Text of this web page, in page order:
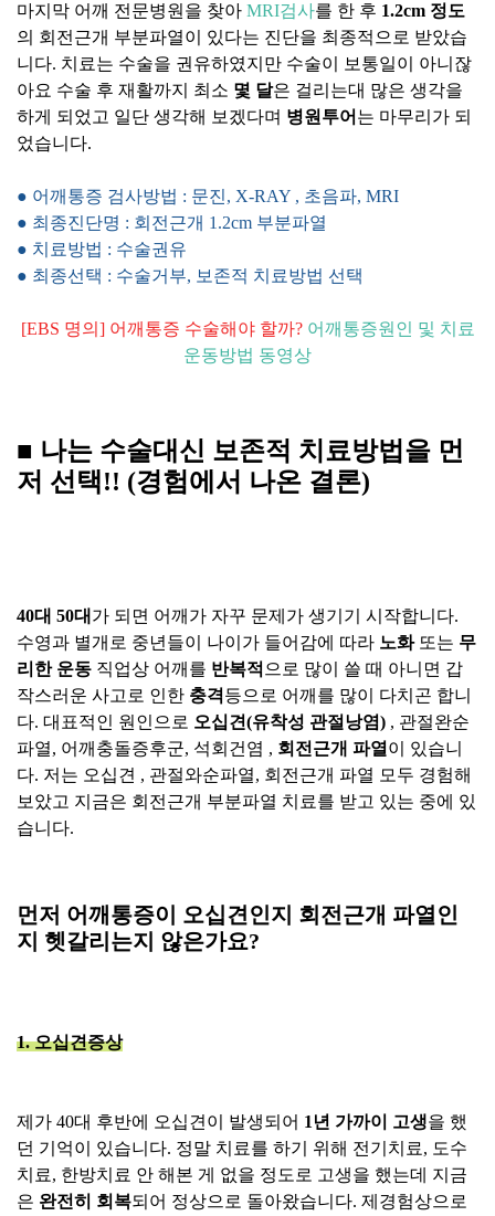
마지막 어깨 전문병원을 찾아 MRI검사를 한 후 1.2cm 정도
의 회전근개 부분파열이 있다는 진단을 최종적으로 받았습
니다. 치료는 수술을 권유하였지만 수술이 보통일이 아니잖
아요 수술 후 재활까지 최소 몇 달은 걸리는대 많은 생각을
하게 되었고 일단 생각해 보겠다며 병원투어 는 마무리가 되
었습니다.
● 어깨통증 검사방법 : 문진, X-RAY , 초음파, MRI
● 최종진단명 : 회전근개 1.2cm 부분파열
● 치료방법 : 수술권유
● 최종선택 : 수술거부, 보존적 치료방법 선택
[EBS 명의] 어깨통증 수술해야 할까? 어깨통증원인 및 치료
운동방법 동영상
■ 나는 수술대신 보존적 치료방법을 먼
저 선택!! (경험에서 나온 결론)
40대 50대 가 되면 어깨가 자꾸 문제가 생기기 시작합니다.
수영과 별개로 중년들이 나이가 들어감에 따라 노화또는 무
리한 운동 직업상 어깨를 반복적 으로 많이 쓸 때 아니면 갑
작스러운 사고로 인한 충격등으로 어깨를 많이 다치곤 합니
다. 대표적인 원인으로 오십견(유착성 관절낭염) , 관절완순
파열, 어깨충돌증후군, 석회건염 , 회전근개 파열 이 있습니
다. 저는 오십견 , 관절와순파열, 회전근개 파열 모두 경험해
보았고 지금은 회전근개 부분파열 치료를 받고 있는 중에 있
습니다.
먼저 어깨통증이 오십견인지 회전근개 파열인
지 헷갈리는지 않은가요?
1. 오십견증상
제가 40대 후반에 오십견이 발생되어 1년 가까이 고생을 했
던 기억이 있습니다. 정말 치료를 하기 위해 전기치료, 도수
치료, 한방치료 안 해본 게 없을 정도로 고생을 했는데 지금
은 완전히 회복되어 정상으로 돌아왔습니다. 제경험상으로